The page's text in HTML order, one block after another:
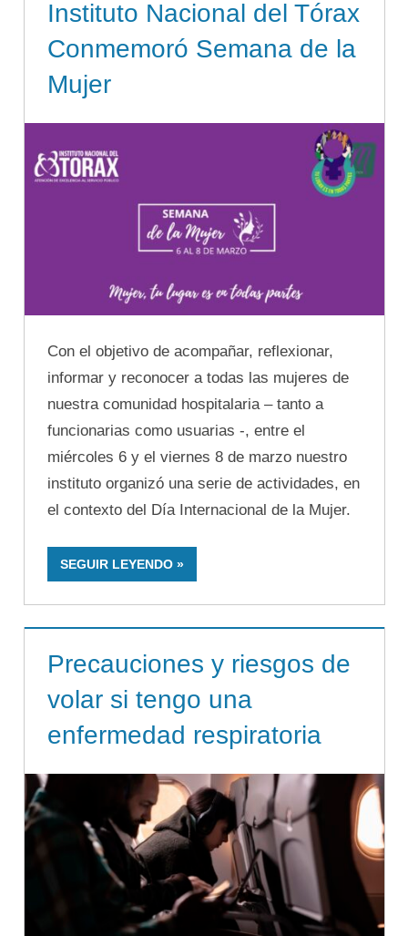
Instituto Nacional del Tórax
Conmemoró Semana de la
Mujer
Con el objetivo de acompañar, reflexionar,
informar y reconocer a todas las mujeres de
nuestra comunidad hospitalaria – tanto a
funcionarias como usuarias -, entre el
miércoles 6 y el viernes 8 de marzo nuestro
instituto organizó una serie de actividades, en
el contexto del Día Internacional de la Mujer.
SEGUIR LEYENDO
Precauciones y riesgos de
volar si tengo una
enfermedad respiratoria